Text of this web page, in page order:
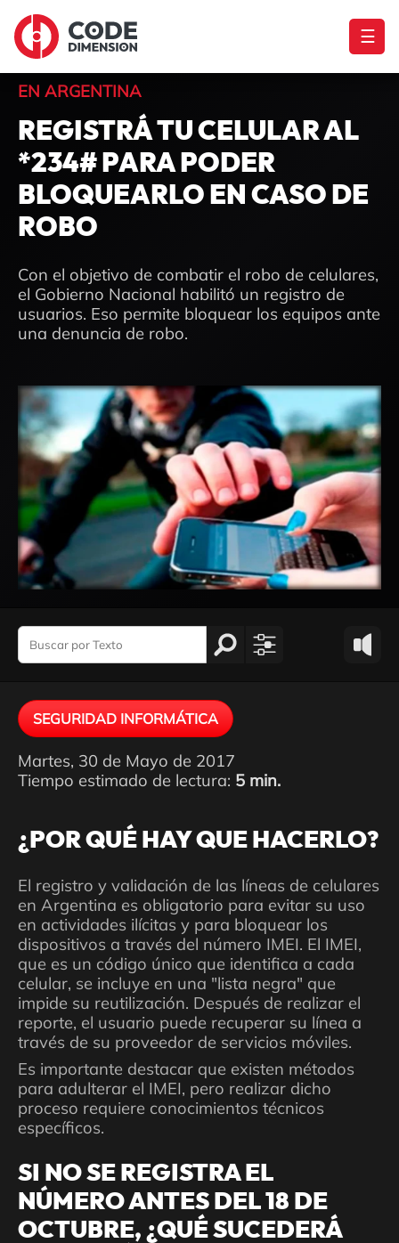
☰
EN ARGENTINA
REGISTRÁ TU CELULAR AL
*234# PARA PODER
BLOQUEARLO EN CASO DE
ROBO
Con el objetivo de combatir el robo de celulares,
el Gobierno Nacional habilitó un registro de
usuarios. Eso permite bloquear los equipos ante
una denuncia de robo.
SEGURIDAD INFORMÁTICA
Martes, 30 de Mayo de 2017
Tiempo estimado de lectura: 5 min.
¿POR QUÉ HAY QUE HACERLO?
El registro y validación de las líneas de celulares
en Argentina es obligatorio para evitar su uso
en actividades ilícitas y para bloquear los
dispositivos a través del número IMEI. El IMEI,
que es un código único que identifica a cada
celular, se incluye en una "lista negra" que
impide su reutilización. Después de realizar el
reporte, el usuario puede recuperar su línea a
través de su proveedor de servicios móviles.
Es importante destacar que existen métodos
para adulterar el IMEI, pero realizar dicho
proceso requiere conocimientos técnicos
específicos.
SI NO SE REGISTRA EL
NÚMERO ANTES DEL 18 DE
OCTUBRE, ¿QUÉ SUCEDERÁ